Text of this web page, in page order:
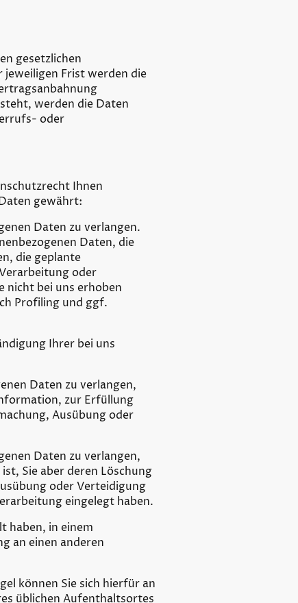
gesetzlichen
Frist werden die
werden die Daten
oder
Ihnen
gewährt:
Daten zu verlangen.
Daten, die
die geplante
oder
nicht bei uns erhoben
Profiling und ggf.
Ihrer bei uns
Daten zu verlangen,
zur Erfüllung
Ausübung oder
Daten zu verlangen,
Sie aber deren Löschung
oder Verteidigung
eingelegt haben.
haben, in einem
an einen anderen
können Sie sich hierfür an
üblichen Aufenthaltsortes